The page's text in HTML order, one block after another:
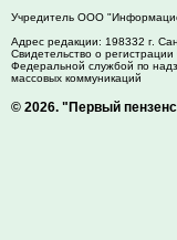
Учредитель ООО
Адрес редакции: 198332 г.
Свидетельство о
Федеральной службой по
массовых коммуникаций
© 2026. "Первый